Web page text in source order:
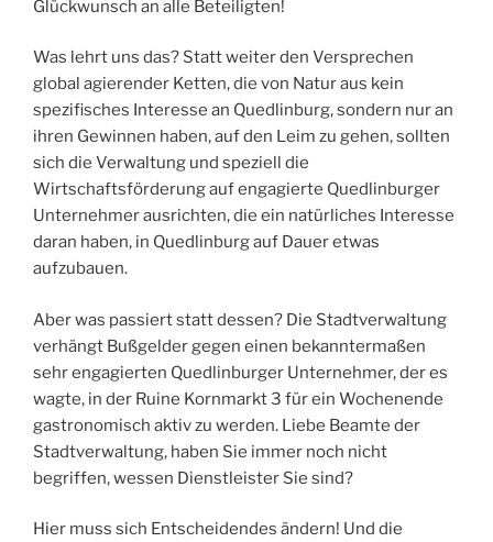
Glückwunsch an alle Beteiligten!
Was lehrt uns das? Statt weiter den Versprechen
global agierender Ketten, die von Natur aus kein
spezifisches Interesse an Quedlinburg, sondern nur an
ihren Gewinnen haben, auf den Leim zu gehen, sollten
sich die Verwaltung und speziell die
Wirtschaftsförderung auf engagierte Quedlinburger
Unternehmer ausrichten, die ein natürliches Interesse
daran haben, in Quedlinburg auf Dauer etwas
aufzubauen.
Aber was passiert statt dessen? Die Stadtverwaltung
verhängt Bußgelder gegen einen bekanntermaßen
sehr engagierten Quedlinburger Unternehmer, der es
wagte, in der Ruine Kornmarkt 3 für ein Wochenende
gastronomisch aktiv zu werden. Liebe Beamte der
Stadtverwaltung, haben Sie immer noch nicht
begriffen, wessen Dienstleister Sie sind?
Hier muss sich Entscheidendes ändern! Und die